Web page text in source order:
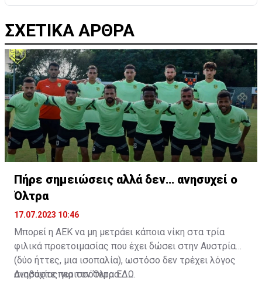
ΣΧΕΤΙΚΑ ΑΡΘΡΑ
Πήρε σημειώσεις αλλά δεν… ανησυχεί ο
Όλτρα
17.07.2023 10:46
Μπορεί η ΑΕΚ να μη μετράει κάποια νίκη στα τρία
φιλικά προετοιμασίας που έχει δώσει στην Αυστρία
(δύο ήττες, μια ισοπαλία), ωστόσο δεν τρέχει λόγος
ανησυχίας για τον Όλτρα.
Διαβάστε περισσότεραΕΔΩ